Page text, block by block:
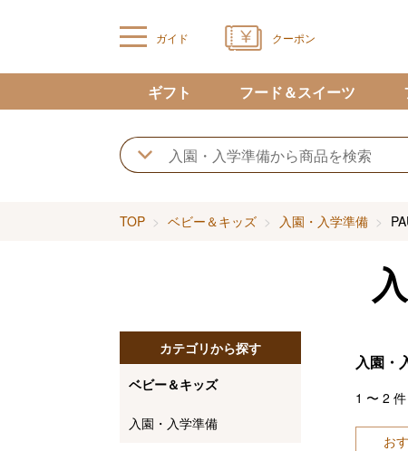
ガイド クーポン
ギフト フード＆スイーツ
TOP ベビー＆キッズ 入園・入学準備
入園・
1 〜 2
お
カテゴリから探す
ベビー＆キッズ
入園・入学準備